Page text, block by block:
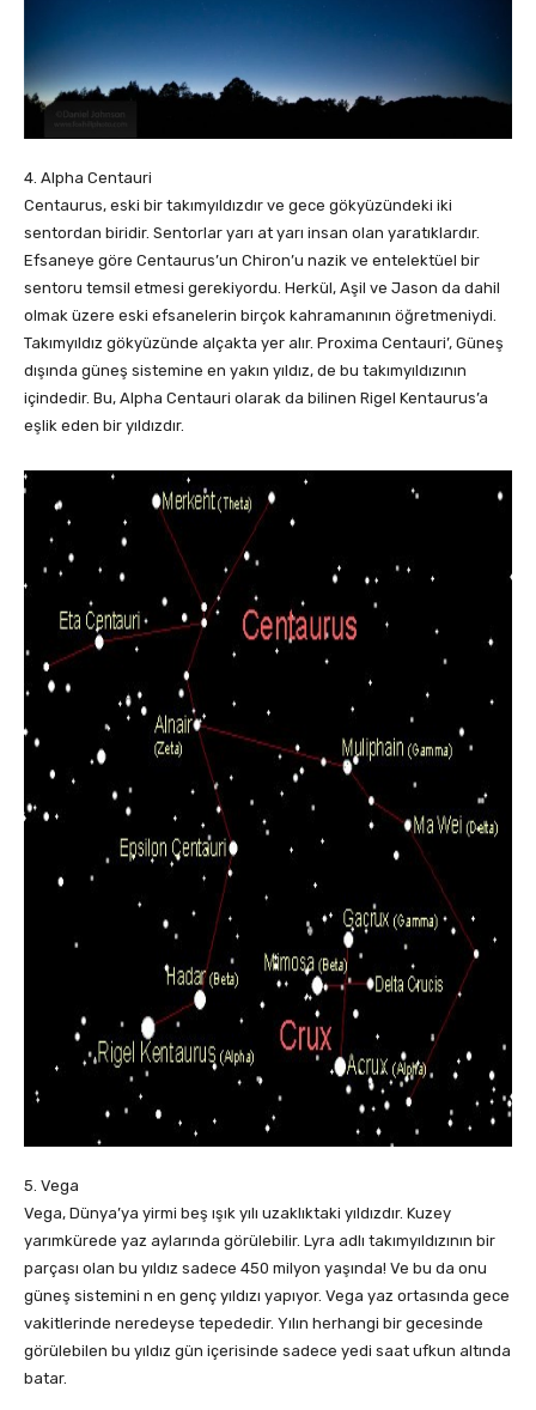
4. Alpha Centauri
Centaurus, eski bir takımyıldızdır ve gece gökyüzündeki iki
sentordan biridir. Sentorlar yarı at yarı insan olan yaratıklardır.
Efsaneye göre Centaurus’un Chiron’u nazik ve entelektüel bir
sentoru temsil etmesi gerekiyordu. Herkül, Aşil ve Jason da dahil
olmak üzere eski efsanelerin birçok kahramanının öğretmeniydi.
Takımyıldız gökyüzünde alçakta yer alır. Proxima Centauri’, Güneş
dışında güneş sistemine en yakın yıldız, de bu takımyıldızının
içindedir. Bu, Alpha Centauri olarak da bilinen Rigel Kentaurus’a
eşlik eden bir yıldızdır.
5. Vega
Vega, Dünya’ya yirmi beş ışık yılı uzaklıktaki yıldızdır. Kuzey
yarımkürede yaz aylarında görülebilir. Lyra adlı takımyıldızının bir
parçası olan bu yıldız sadece 450 milyon yaşında! Ve bu da onu
güneş sistemini n en genç yıldızı yapıyor. Vega yaz ortasında gece
vakitlerinde neredeyse tepededir. Yılın herhangi bir gecesinde
görülebilen bu yıldız gün içerisinde sadece yedi saat ufkun altında
batar.